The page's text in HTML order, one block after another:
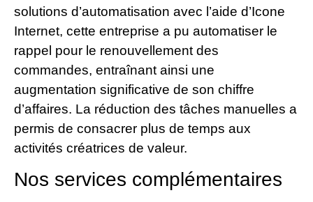
solutions d’automatisation avec l’aide d’Icone
Internet, cette entreprise a pu automatiser le
rappel pour le renouvellement des
commandes, entraînant ainsi une
augmentation significative de son chiffre
d’affaires. La réduction des tâches manuelles a
permis de consacrer plus de temps aux
activités créatrices de valeur.
Nos services complémentaires